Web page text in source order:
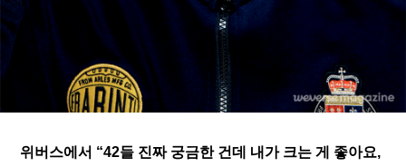
위버스에서 “42들 진짜 궁금한 건데 내가 크는 게 좋아요,